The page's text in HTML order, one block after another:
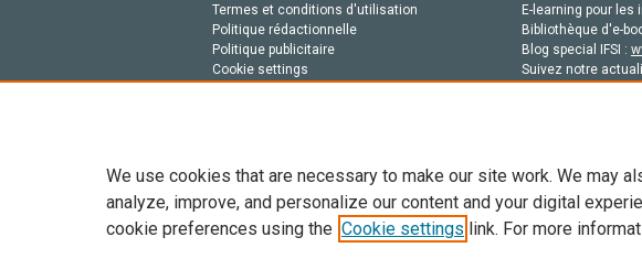
Termes et conditions d'utilisation
Politique rédactionnelle
Politique publicitaire
Cookie settings
E-learning pour les
Bibliothèque d'e-
Blog special IFSI :
Suivez notre
Tout le contenu de ce site: Copyright © 2026 Elsevier, ses concédants
de données, a la formation en IA et aux technologies similaires. Pour
We use cookies that are necessary to make our site work. We may
analyze, improve, and personalize our content and your digital
cookie preferences using the Cookie settings link. For more